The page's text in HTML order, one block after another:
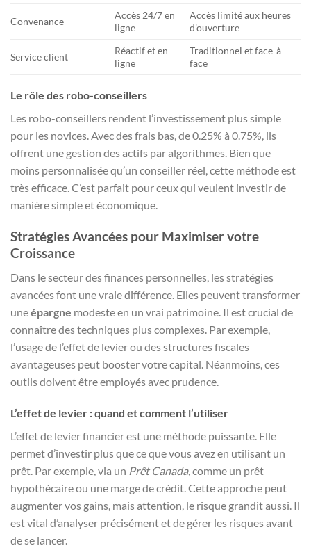
Convenance
Accès 24/7 en
ligne
Accès limité aux heures
d’ouverture
Service client
Réactif et en
ligne
Traditionnel et face-à-
face
Le rôle des robo-conseillers
Les robo-conseillers rendent l’investissement plus simple
pour les novices. Avec des frais bas, de 0.25% à 0.75%, ils
offrent une gestion des actifs par algorithmes. Bien que
moins personnalisée qu’un conseiller réel, cette méthode est
très efficace. C’est parfait pour ceux qui veulent investir de
manière simple et économique.
Stratégies Avancées pour Maximiser votre
Croissance
Dans le secteur des finances personnelles, les stratégies
avancées font une vraie différence. Elles peuvent transformer
uneépargne modeste en un vrai patrimoine. Il est crucial de
connaître des techniques plus complexes. Par exemple,
l’usage de l’effet de levier ou des structures fiscales
avantageuses peut booster votre capital. Néanmoins, ces
outils doivent être employés avec prudence.
L’effet de levier : quand et comment l’utiliser
L’effet de levier financier est une méthode puissante. Elle
permet d’investir plus que ce que vous avez en utilisant un
prêt. Par exemple, via un Prêt Canada, comme un prêt
hypothécaire ou une marge de crédit. Cette approche peut
augmenter vos gains, mais attention, le risque grandit aussi. Il
est vital d’analyser précisément et de gérer les risques avant
de se lancer.